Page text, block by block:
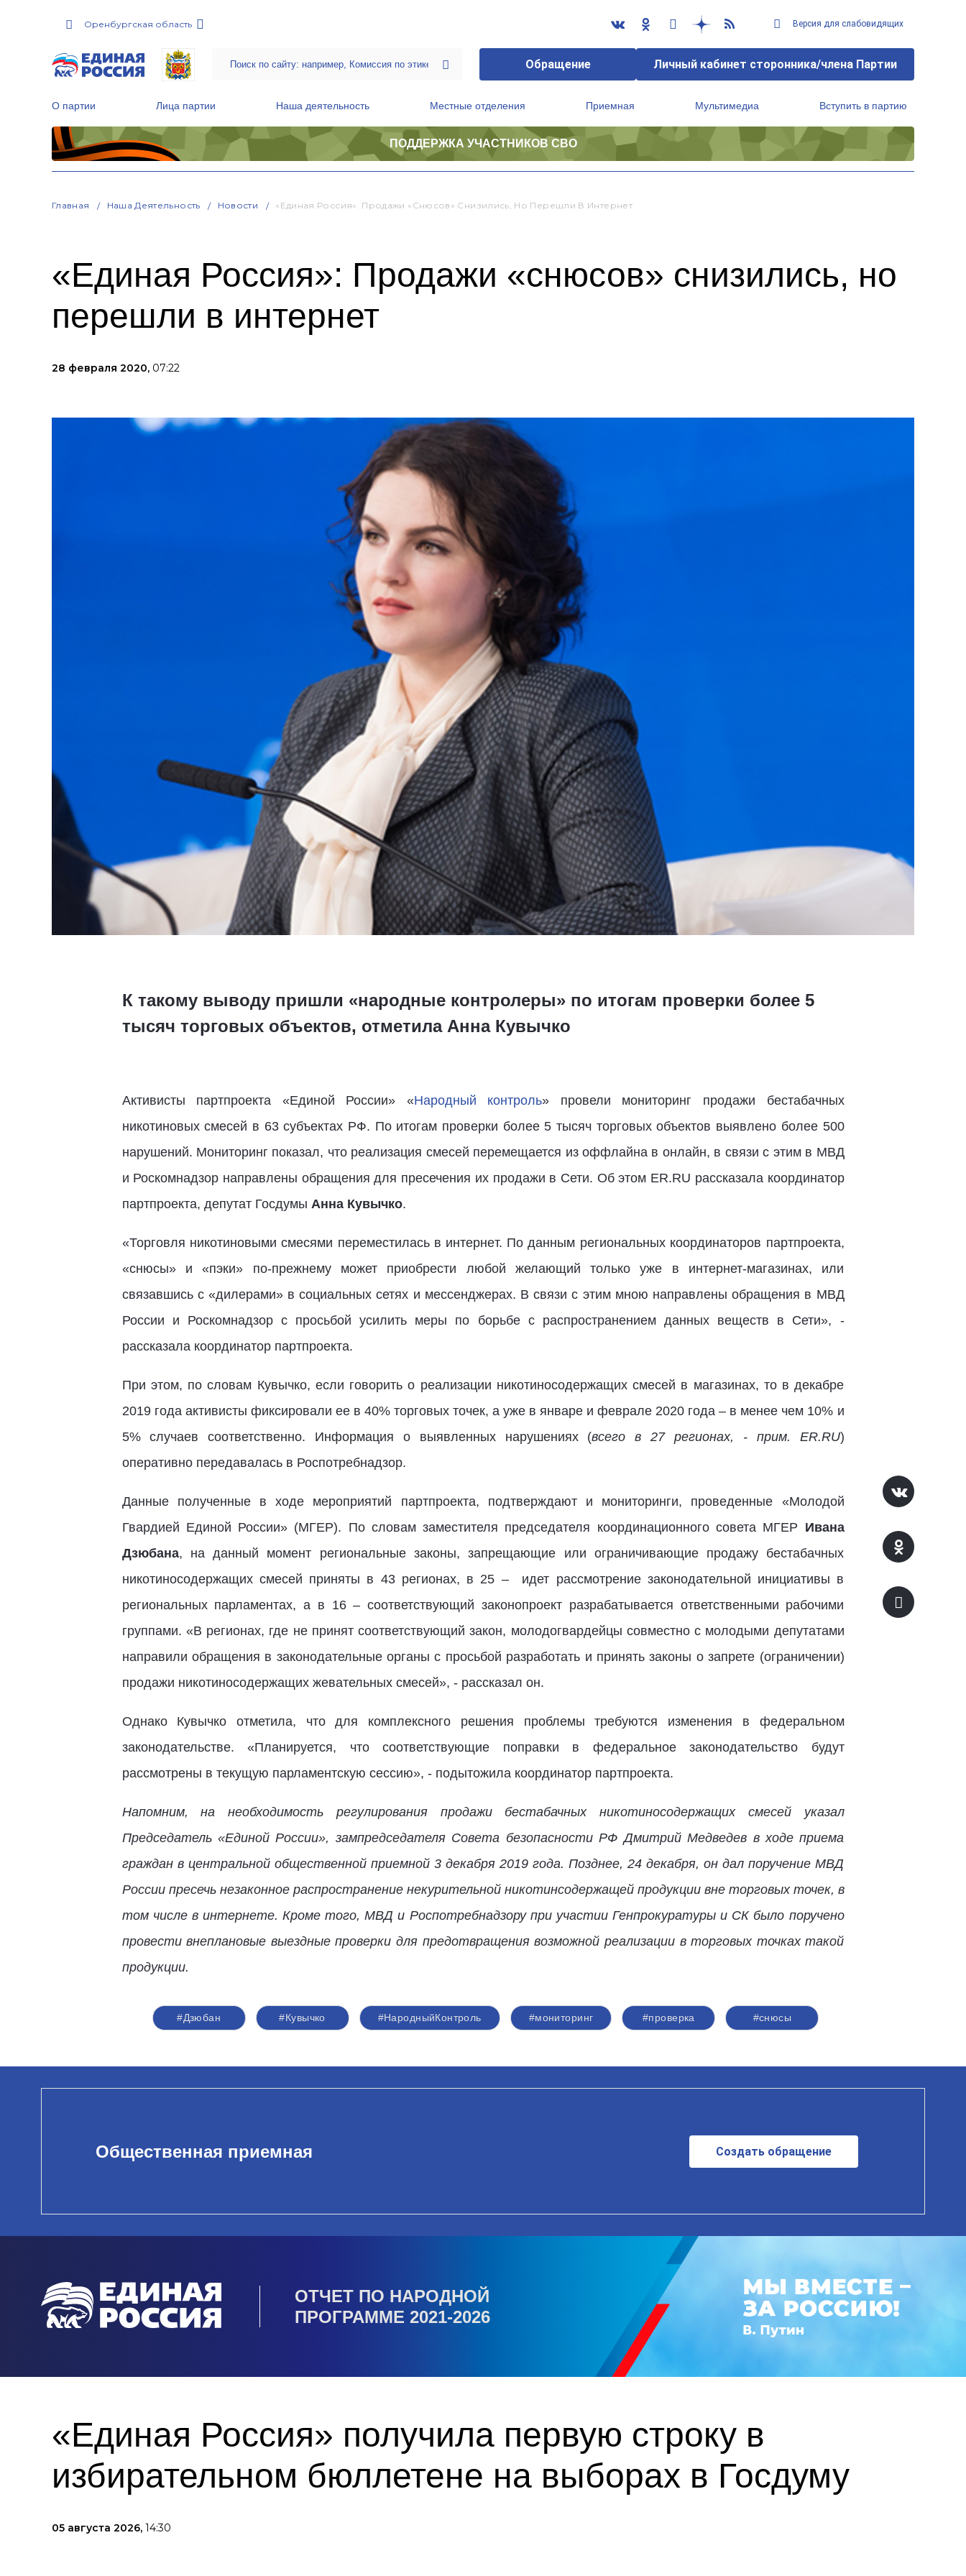
Оренбургская область Версия для слабовидящих
Обращение Личный кабинет сторонника/члена Партии
О партии Лица партии Наша деятельность Местные отделения Приемная Мультимедиа Вступить в партию
ПОДДЕРЖКА УЧАСТНИКОВ СВО
Главная Наша Деятельность Новости «Единая Россия»: Продажи «снюсов» Снизились, Но Перешли В Интернет
«Единая Россия»: Продажи «снюсов» снизились, но
перешли в интернет
28 февраля 2020, 07:22
К такому выводу пришли «народные контролеры» по итогам проверки более 5
тысяч торговых объектов, отметила Анна Кувычко
Активисты партпроекта «Единой России» «Народный контроль» провели мониторинг продажи бестабачных
никотиновых смесей в 63 субъектах РФ. По итогам проверки более 5 тысяч торговых объектов выявлено более 500
нарушений. Мониторинг показал, что реализация смесей перемещается из оффлайна в онлайн, в связи с этим в МВД
и Роскомнадзор направлены обращения для пресечения их продажи в Сети. Об этом ER.RU рассказала координатор
партпроекта, депутат Госдумы Анна Кувычко.
«Торговля никотиновыми смесями переместилась в интернет. По данным региональных координаторов партпроекта,
«снюсы» и «пэки» по-прежнему может приобрести любой желающий только уже в интернет-магазинах, или
связавшись с «дилерами» в социальных сетях и мессенджерах. В связи с этим мною направлены обращения в МВД
России и Роскомнадзор с просьбой усилить меры по борьбе с распространением данных веществ в Сети», -
рассказала координатор партпроекта.
При этом, по словам Кувычко, если говорить о реализации никотиносодержащих смесей в магазинах, то в декабре
2019 года активисты фиксировали ее в 40% торговых точек, а уже в январе и феврале 2020 года – в менее чем 10% и
5% случаев соответственно. Информация о выявленных нарушениях (всего в 27 регионах, - прим. ER.RU)
оперативно передавалась в Роспотребнадзор.
Данные полученные в ходе мероприятий партпроекта, подтверждают и мониторинги, проведенные «Молодой
Гвардией Единой России» (МГЕР). По словам заместителя председателя координационного совета МГЕР Ивана
Дзюбана, на данный момент региональные законы, запрещающие или ограничивающие продажу бестабачных
никотиносодержащих смесей приняты в 43 регионах, в 25 – идет рассмотрение законодательной инициативы в
региональных парламентах, а в 16 – соответствующий законопроект разрабатывается ответственными рабочими
группами. «В регионах, где не принят соответствующий закон, молодогвардейцы совместно с молодыми депутатами
направили обращения в законодательные органы с просьбой разработать и принять законы о запрете (ограничении)
продажи никотиносодержащих жевательных смесей», - рассказал он.
Однако Кувычко отметила, что для комплексного решения проблемы требуются изменения в федеральном
законодательстве. «Планируется, что соответствующие поправки в федеральное законодательство будут
рассмотрены в текущую парламентскую сессию», - подытожила координатор партпроекта.
Напомним, на необходимость регулирования продажи бестабачных никотиносодержащих смесей указал
Председатель «Единой России», зампредседателя Совета безопасности РФ Дмитрий Медведев в ходе приема
граждан в центральной общественной приемной 3 декабря 2019 года. Позднее, 24 декабря, он дал поручение МВД
России пресечь незаконное распространение некурительной никотинсодержащей продукции вне торговых точек, в
том числе в интернете. Кроме того, МВД и Роспотребнадзору при участии Генпрокуратуры и СК было поручено
провести внеплановые выездные проверки для предотвращения возможной реализации в торговых точках такой
продукции.
#Дзюбан #Кувычко #НародныйКонтроль #мониторинг #проверка #снюсы
Общественная приемная Создать обращение
ОТЧЕТ ПО НАРОДНОЙ
ПРОГРАММЕ 2021-2026
«Единая Россия» получила первую строку в
избирательном бюллетене на выборах в Госдуму
05 августа 2026, 14:30